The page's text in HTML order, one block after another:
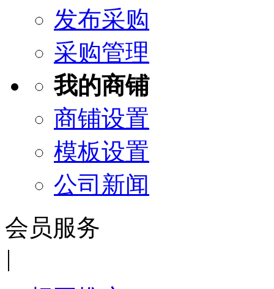
发布采购
采购管理
我的商铺
商铺设置
模板设置
公司新闻
会员服务
|